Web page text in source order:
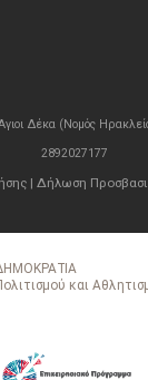
Δέκα (Νομός
2892027177
| Δήλωση